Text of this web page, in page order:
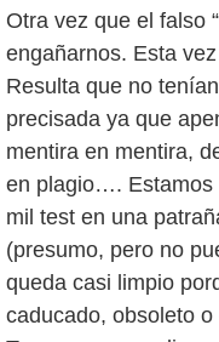
Otra vez que el falso
engañarnos. Esta
Resulta que no
precisada ya que
mentira en mentira,
en plagio…. Estamos
mil test en una
(presumo, pero no
queda casi limpio
caducado, obsoleto